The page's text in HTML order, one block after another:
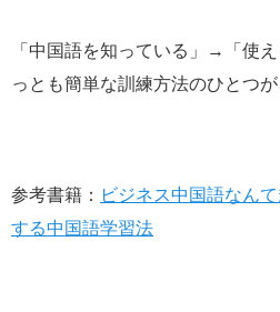
「中国語を知っている」→「使
っとも簡単な訓練方法のひとつ
参考書籍： ビジネス中国語なん
する中国語学習法